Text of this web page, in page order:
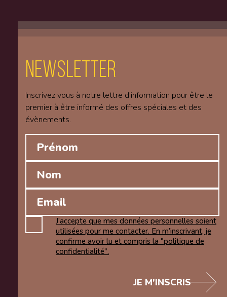
Newsletter
Inscrivez vous à notre lettre d'information pour être le
premier à être informé des offres spéciales et des
évènements.
J’accepte que mes données personnelles soient
utilisées pour me contacter. En m’inscrivant, je
confirme avoir lu et compris la "politique de
confidentialité".
JE M'INSCRIS